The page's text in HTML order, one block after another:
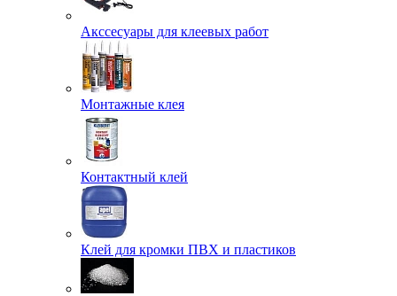
Акссесуары для клеевых работ
Монтажные клея
Контактный клей
Клей для кромки ПВХ и пластиков